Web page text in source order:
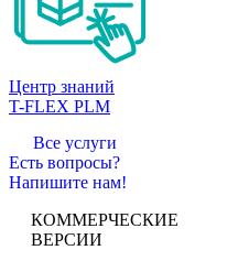
Центр знаний
T-FLEX PLM
Все услуги
Есть вопросы?
Напишите нам!
КОММЕРЧЕСКИЕ
ВЕРСИИ